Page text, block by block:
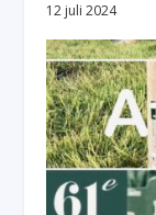
12 juli 2024